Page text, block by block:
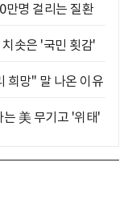
만명 걸리는 질환
솟은 '국민 횟감'
희망" 말 나온 이유
美 무기고 '위태'